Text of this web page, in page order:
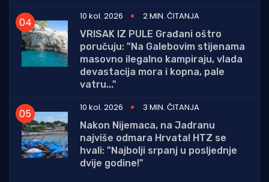
10 kol. 2026
2 MIN. ČITANJA
VRISAK IZ PULE Građani oštro
poručuju: "Na Galebovim stijenama
masovno ilegalno kampiraju, vlada
devastacija mora i kopna, pale
vatru..."
10 kol. 2026
3 MIN. ČITANJA
Nakon Nijemaca, na Jadranu
najviše odmara Hrvata! HTZ se
hvali: "Najbolji srpanj u posljednje
dvije godine!"